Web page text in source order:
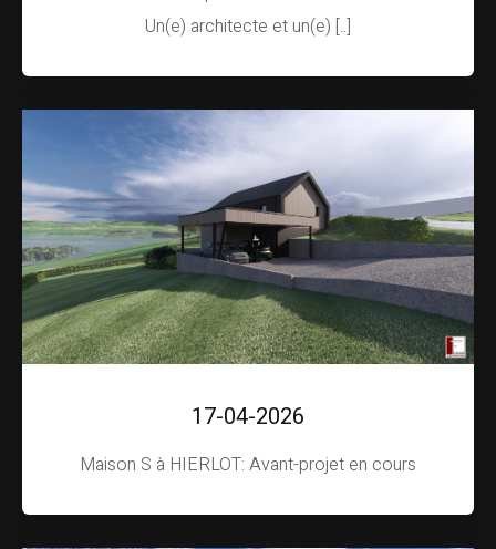
Un(e) architecte et un(e) [..]
17-04-2026
Maison S à HIERLOT: Avant-projet en cours